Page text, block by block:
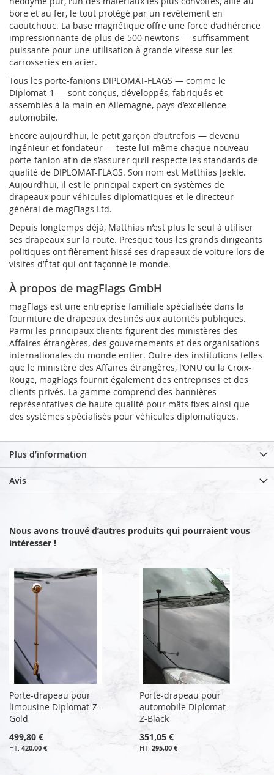
bore et au fer, le tout protégé par un revêtement en
caoutchouc. La base magnétique offre une force d’adhérence
impressionnante de plus de 500 newtons — suffisamment
puissante pour une utilisation à grande vitesse sur les
carrosseries en acier.
Tous les porte-fanions DIPLOMAT-FLAGS — comme le
Diplomat-1 — sont conçus, développés, fabriqués et
assemblés à la main en Allemagne, pays d’excellence
automobile.
Encore aujourd’hui, le petit garçon d’autrefois — devenu
ingénieur et fondateur — teste lui-même chaque nouveau
porte-fanion afin de s’assurer qu’il respecte les standards de
qualité de DIPLOMAT-FLAGS. Son nom est Matthias Jaekle.
Aujourd’hui, il est le principal expert en systèmes de
drapeaux pour véhicules diplomatiques et le directeur
général de magFlags Ltd.
Depuis longtemps déjà, Matthias n’est plus le seul à utiliser
ses drapeaux sur la route. Presque tous les grands dirigeants
politiques ont fièrement hissé ses drapeaux de voiture lors de
visites d’État qui ont façonné le monde.
À propos de magFlags GmbH
magFlags est une entreprise familiale spécialisée dans la
fourniture de drapeaux destinés aux autorités publiques.
Parmi les principaux clients figurent des ministères des
Affaires étrangères, des gouvernements et des organisations
internationales du monde entier. Outre des institutions telles
que le ministère des Affaires étrangères, l’ONU ou la Croix-
Rouge, magFlags fournit également des entreprises et des
clients privés. La gamme comprend des bannières
représentatives de haute qualité pour mâts fixes ainsi que
des systèmes spécialisés pour véhicules diplomatiques.
Plus d’information
Avis
Nous avons trouvé d’autres produits qui pourraient vous
intéresser !
Porte-drapeau pour
limousine Diplomat-Z-
Gold
499,80 €
420,00 €
Porte-drapeau pour
automobile Diplomat-
Z-Black
351,05 €
295,00 €